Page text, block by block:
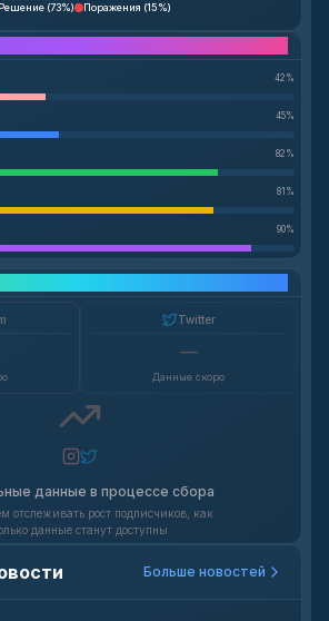
Решение (73%) Поражения (15%)
42 %
45%
82 %
81 %
90%
Twitter
—
Данные скоро
данные в процессе сбора
отслеживать рост подписчиков, как
данные станут доступны
Больше новостей